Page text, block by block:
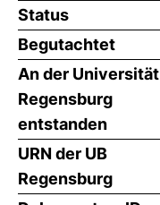
Status
Begutachtet
An der Universität
Regensburg
entstanden
URN der UB
Regensburg